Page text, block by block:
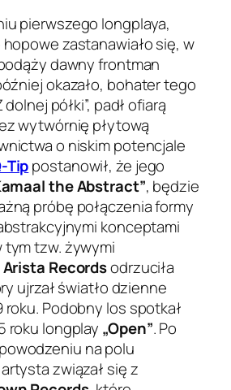
pierwszego longplaya,
zastanawiało się, w
dawny frontman
okazało, bohater tego
półki”, padł ofiarą
wytwórnię płytową
o niskim potencjale
Tippostanowił, że jego
the Abstract”, będzie
próbę połączenia formy
konceptami
tzw. żywymi
Arista Recordsodrzuciła
ujrzał światło dzienne
Podobny los spotkał
roku longplay „Open”. Po
na polu
związał się z